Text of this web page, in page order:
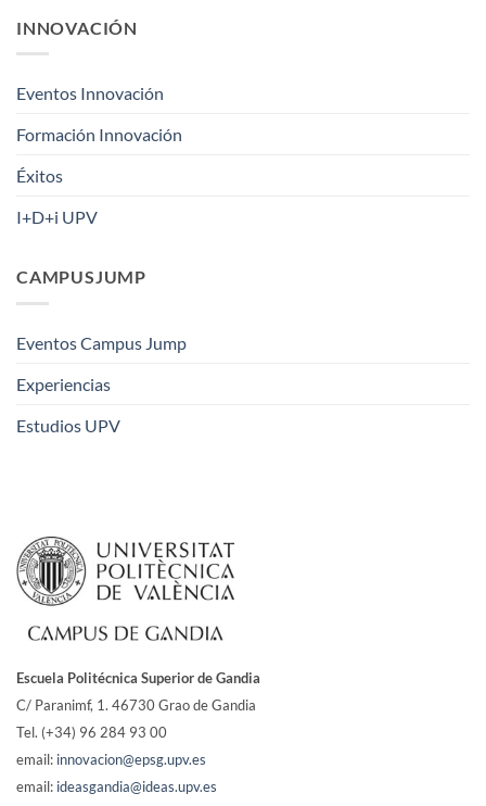
INNOVACIÓN
Eventos Innovación
Formación Innovación
Éxitos
I+D+i UPV
CAMPUSJUMP
Eventos Campus Jump
Experiencias
Estudios UPV
Escuela Politécnica Superior de Gandia
C/ Paranimf, 1. 46730 Grao de Gandia
Tel. (+34) 96 284 93 00
email: innovacion@epsg.upv.es
email: ideasgandia@ideas.upv.es